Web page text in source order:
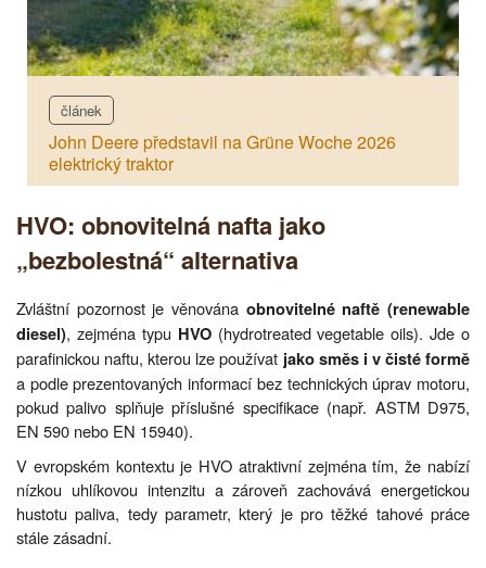
článek
John Deere představil na Grüne Woche 2026
elektrický traktor
HVO: obnovitelná nafta jako
„bezbolestná“ alternativa
Zvláštní pozornost je věnována obnovitelné naftě (renewable
diesel), zejména typu HVO(hydrotreated vegetable oils). Jde o
parafinickou naftu, kterou lze používat jako směs i v čisté formě
a podle prezentovaných informací bez technických úprav motoru,
pokud palivo splňuje příslušné specifikace (např. ASTM D975,
EN 590 nebo EN 15940).
V evropském kontextu je HVO atraktivní zejména tím, že nabízí
nízkou uhlíkovou intenzitu a zároveň zachovává energetickou
hustotu paliva, tedy parametr, který je pro těžké tahové práce
stále zásadní.